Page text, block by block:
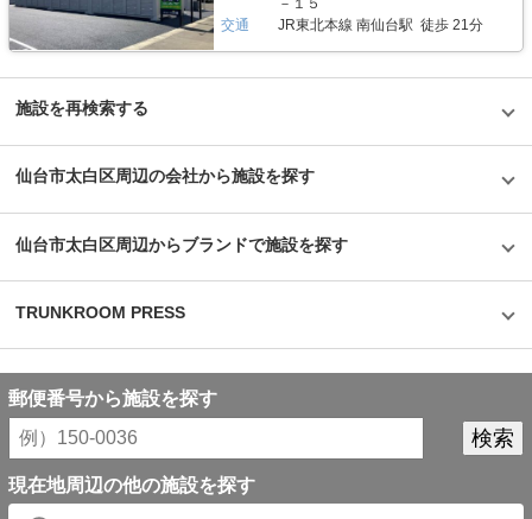
交通
JR東北本線 南仙台駅 徒歩 21分
施設を再検索する
仙台市太白区周辺の会社から施設を探す
仙台市太白区周辺からブランドで施設を探す
TRUNKROOM PRESS
郵便番号から施設を探す
現在地周辺の他の施設を探す